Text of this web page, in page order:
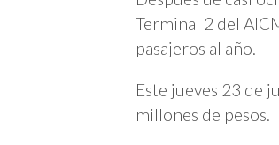
Terminal 2 del
pasajeros al año.
Este jueves 23 de
millones de pesos.